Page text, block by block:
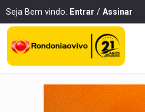
Seja Bem vindo. Entrar / Assinar